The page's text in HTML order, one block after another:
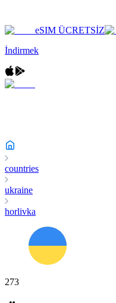
eSIM ÜCRETSİZ
İndirmek
countries
ukraine
horlivka
273